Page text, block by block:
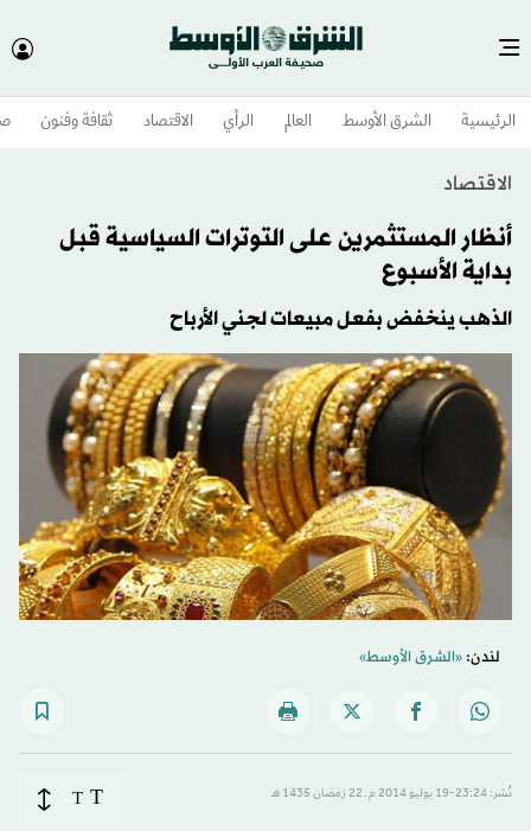
الرئيسية الشرق الأوسط​ العالم الرأي الاقتصاد ثقافة وفنون
الاقتصاد
أنظار المستثمرين على التوترات السياسية قبل
بداية الأسبوع
الذهب ينخفض بفعل مبيعات لجني الأرباح
لندن:«الشرق الأوسط»
نُشر: 23:24-19 يوليو 2014 م ـ 22 رَمضان 1435 هـ T
T